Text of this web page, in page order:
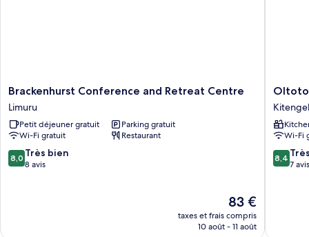
Brackenhurst
Conference
and
Retreat
Centre
Limuru
Brackenhurst Conference and Retreat Centre
Limuru
Petit déjeuner gratuit
Parking gratuit
Wi-Fi gratuit
Restaurant
8.0
sur
8,0 Très bien
8 avis
Le
nouveau
prix
83 €
taxes et frais compris
10 août - 11 août
Oltotoi
suites
Wi-Fi
8.4
sur
8,4
7 avis